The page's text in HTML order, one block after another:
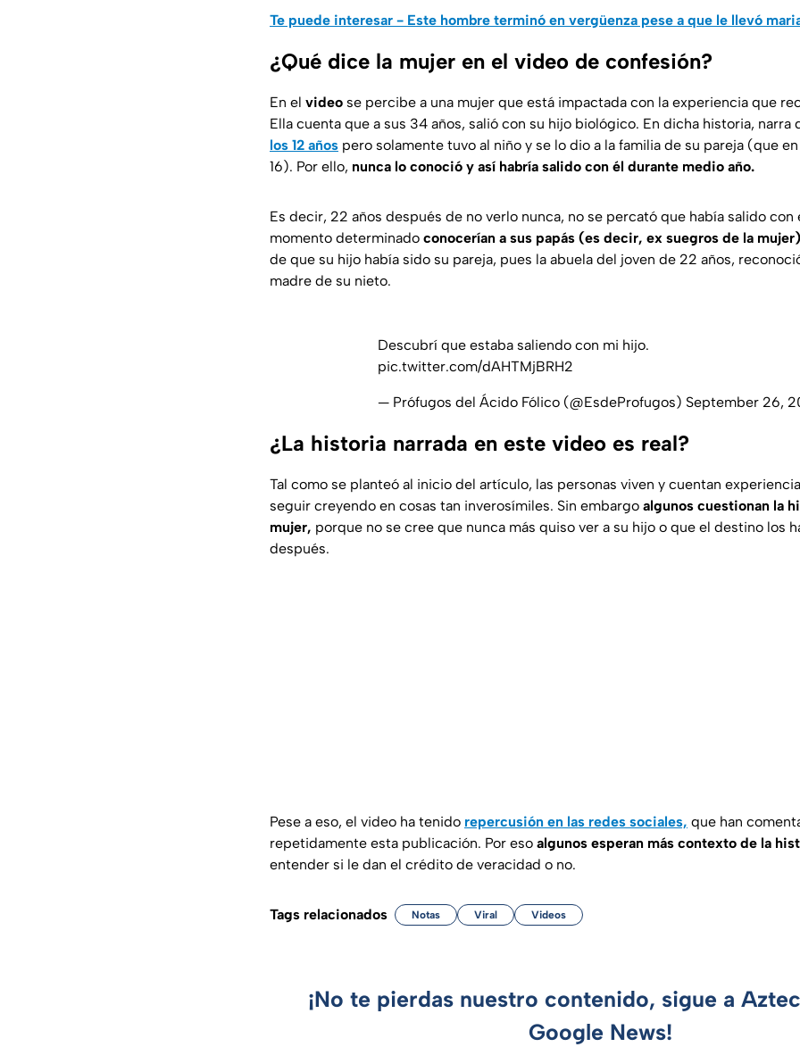
Te puede interesar - Este hombre terminó en vergüenza pese a que le llevó
¿Qué dice la mujer en el video de confesión?
En el video se percibe a una mujer que está impactada con la experiencia que
Ella cuenta que a sus 34 años, salió con su hijo biológico. En dicha historia, narra
los 12 años pero solamente tuvo al niño y se lo dio a la familia de su pareja (que
16). Por ello, nunca lo conoció y así habría salido con él durante medio año.
Es decir, 22 años después de no verlo nunca, no se percató que había salido con
momento determinado conocerían a sus papás (es decir, ex suegros de la
de que su hijo había sido su pareja, pues la abuela del joven de 22 años,
madre de su nieto.
Descubrí que estaba saliendo con mi hijo.
pic.twitter.com/dAHTMjBRH2
— Prófugos del Ácido Fólico (@EsdeProfugos) September 26,
¿La historia narrada en este video es real?
Tal como se planteó al inicio del artículo, las personas viven y cuentan
seguir creyendo en cosas tan inverosímiles. Sin embargo algunos cuestionan la
mujer, porque no se cree que nunca más quiso ver a su hijo o que el destino los
después.
Pese a eso, el video ha tenido repercusión en las redes sociales, que han
repetidamente esta publicación. Por eso algunos esperan más contexto de la
entender si le dan el crédito de veracidad o no.
Tags relacionados Notas Viral Videos
¡No te pierdas nuestro contenido, sigue a
Google News!